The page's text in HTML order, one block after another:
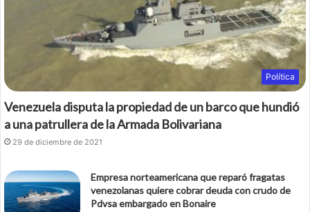
Política
Venezuela disputa la propiedad de un barco que hundió
a una patrullera de la Armada Bolivariana
29 de diciembre de 2021
Empresa norteamericana que reparó fragatas
venezolanas quiere cobrar deuda con crudo de
Pdvsa embargado en Bonaire